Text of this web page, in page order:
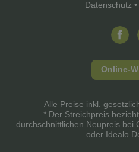
Datenschutz •
Online-
Alle Preise inkl.
* Der Streichpreis
durchschnittlichen Neupreis bei
oder Idealo